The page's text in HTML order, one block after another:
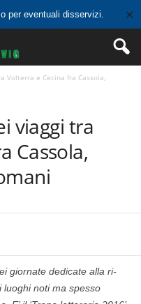
per eventuali disservizi. ✕
Volterra e Cecina fra Cassola,
viaggi tra
Cassola,
giornate dedicate alla ri-
luoghi noti ma spesso